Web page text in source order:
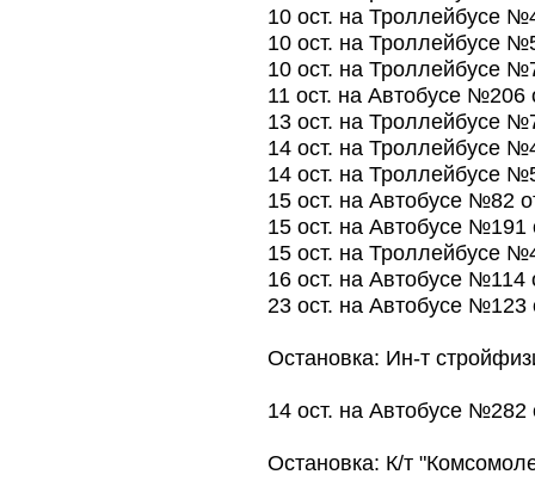
10 ост. на Троллейбусе
10 ост. на Троллейбусе
10 ост. на Троллейбусе
11 ост. на Автобусе №206
13 ост. на Троллейбусе
14 ост. на Троллейбусе
14 ост. на Троллейбусе
15 ост. на Автобусе №82
15 ост. на Автобусе №191
15 ост. на Троллейбусе
16 ост. на Автобусе №114
23 ост. на Автобусе
Остановка: Ин-т
14 ост. на Автобусе №282
Остановка: К/т